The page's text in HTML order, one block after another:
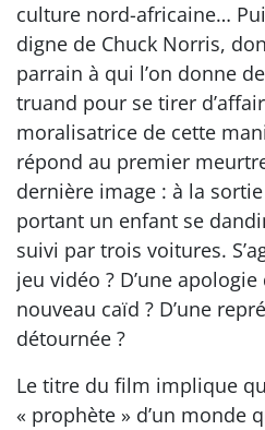
culture nord-africaine…
digne de Chuck Norris,
parrain à qui l’on donne
truand pour se tirer
moralisatrice de cette
répond au premier
dernière image : à la
portant un enfant se
suivi par trois voitures.
jeu vidéo ? D’une
nouveau caïd ? D’une
détournée ?
Le titre du film implique
« prophète » d’un monde